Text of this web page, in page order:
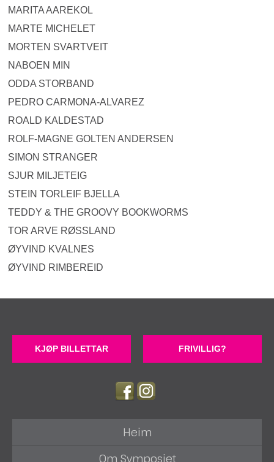
MARITA AAREKOL
MARTE MICHELET
MORTEN SVARTVEIT
NABOEN MIN
ODDA STORBAND
PEDRO CARMONA-ALVAREZ
ROALD KALDESTAD
ROLF-MAGNE GOLTEN ANDERSEN
SIMON STRANGER
SJUR MILJETEIG
STEIN TORLEIF BJELLA
TEDDY & THE GROOVY BOOKWORMS
TOR ARVE RØSSLAND
ØYVIND KVALNES
ØYVIND RIMBEREID
KJØP BILLETTAR FRIVILLIG?
Heim
Om Symposiet